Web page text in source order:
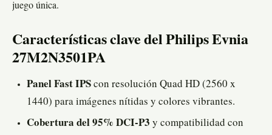
juego única.
Características clave del Philips Evnia
27M2N3501PA
Panel Fast IPS con resolución Quad HD (2560 x
1440) para imágenes nítidas y colores vibrantes.
Cobertura del 95% DCI-P3 y compatibilidad con